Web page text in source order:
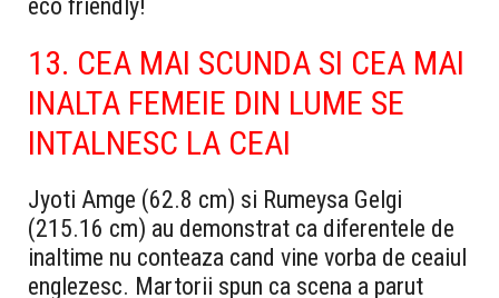
eco friendly!
13. CEA MAI SCUNDA SI CEA MAI
INALTA FEMEIE DIN LUME SE
INTALNESC LA CEAI
Jyoti Amge (62.8 cm) si Rumeysa Gelgi
(215.16 cm) au demonstrat ca diferentele de
inaltime nu conteaza cand vine vorba de ceaiul
englezesc. Martorii spun ca scena a parut